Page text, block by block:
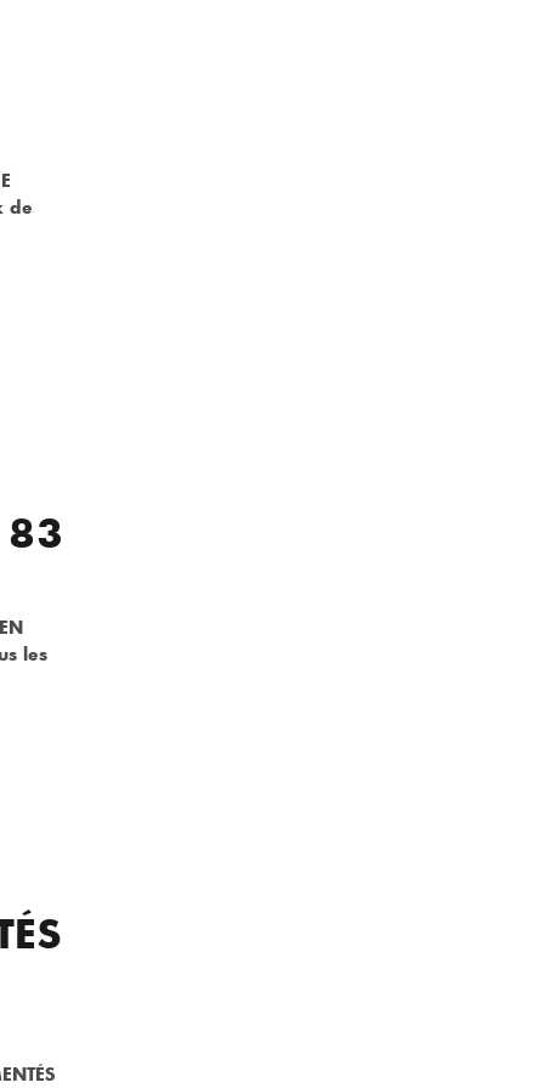
de
83
les